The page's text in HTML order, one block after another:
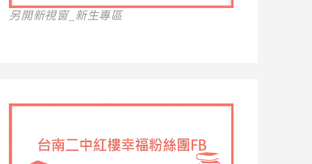
另開新視窗_新生專區